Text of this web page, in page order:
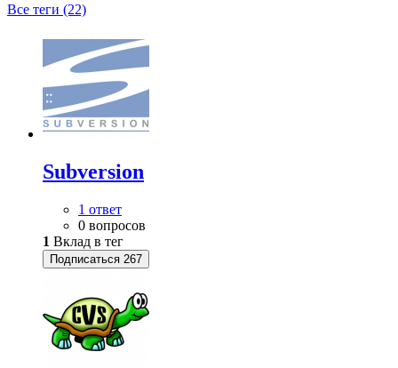
Все теги (22)
Subversion
1 ответ
0 вопросов
1 Вклад в тег
Подписаться 267